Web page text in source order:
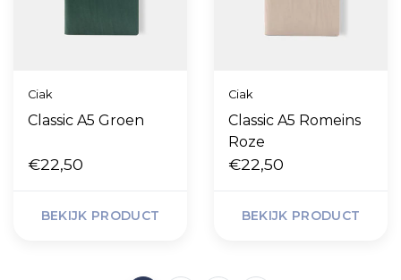
Ciak
Classic A5 Groen
€22,50
BEKIJK PRODUCT
Ciak
Classic A5 Romeins
Roze
€22,50
BEKIJK PRODUCT